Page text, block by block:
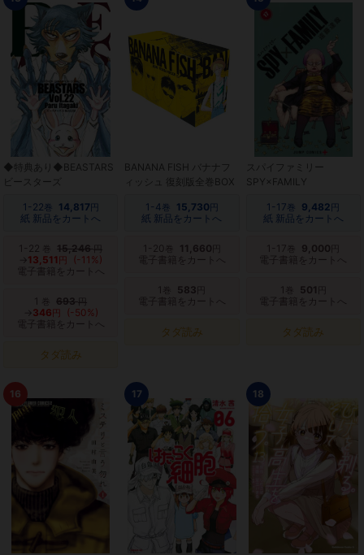
◆特典あり◆BEASTARS
ビースターズ
1-22巻 14,817 円
紙 新品をカートへ
1-22 15,246円
13,511 円
(-11%)
電子書籍をカートへ
1 693円
346 円
(-50%)
電子書籍をカートへ
タダ読み
BANANA FISH バナナフ
ィッシュ 復刻版全巻BOX
1-4巻 15,730 円
紙 新品をカートへ
1-20 11,660
電子書籍をカートへ
1 583
電子書籍をカートへ
タダ読み
スパイファミリー
SPY×FAMILY
1-17巻 9,482 円
紙 新品をカートへ
1-17 9,000
電子書籍をカートへ
1 501
電子書籍をカートへ
タダ読み
16 17 18